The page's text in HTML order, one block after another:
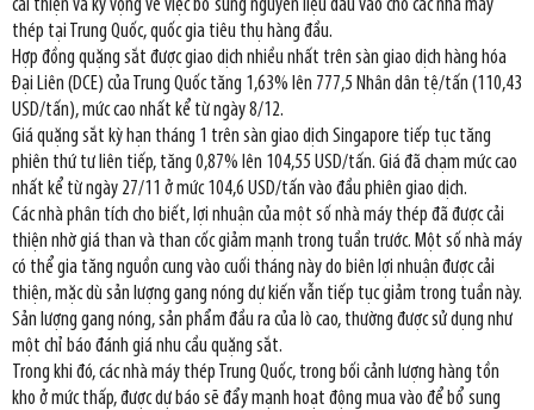
cải thiện và kỳ vọng về việc bổ sung nguyên liệu đầu vào cho các nhà máy
thép tại Trung Quốc, quốc gia tiêu thụ hàng đầu.
Hợp đồng quặng sắt được giao dịch nhiều nhất trên sàn giao dịch hàng hóa
Đại Liên (DCE) của Trung Quốc tăng 1,63% lên 777,5 Nhân dân tệ/tấn (110,43
USD/tấn), mức cao nhất kể từ ngày 8/12.
Giá quặng sắt kỳ hạn tháng 1 trên sàn giao dịch Singapore tiếp tục tăng
phiên thứ tư liên tiếp, tăng 0,87% lên 104,55 USD/tấn. Giá đã chạm mức cao
nhất kể từ ngày 27/11 ở mức 104,6 USD/tấn vào đầu phiên giao dịch.
Các nhà phân tích cho biết, lợi nhuận của một số nhà máy thép đã được cải
thiện nhờ giá than và than cốc giảm mạnh trong tuần trước. Một số nhà máy
có thể gia tăng nguồn cung vào cuối tháng này do biên lợi nhuận được cải
thiện, mặc dù sản lượng gang nóng dự kiến vẫn tiếp tục giảm trong tuần này.
Sản lượng gang nóng, sản phẩm đầu ra của lò cao, thường được sử dụng như
một chỉ báo đánh giá nhu cầu quặng sắt.
Trong khi đó, các nhà máy thép Trung Quốc, trong bối cảnh lượng hàng tồn
kho ở mức thấp, được dự báo sẽ đẩy mạnh hoạt động mua vào để bổ sung